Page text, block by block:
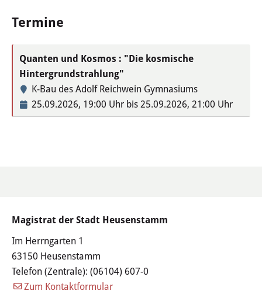
Termine
Quanten und Kosmos : "Die kosmische
Hintergrundstrahlung"
K-Bau des Adolf Reichwein Gymnasiums
25.09.2026, 19:00 Uhr bis 25.09.2026, 21:00 Uhr
Magistrat der Stadt Heusenstamm
Im Herrngarten 1
63150 Heusenstamm
Telefon (Zentrale): (06104) 607-0
Zum Kontaktformular
Detail
Öffentliche Bekanntmachungen
Offenlagen
Publikationen
Übernachten & Gastronomie
Sehenswürdigkeiten
Stadtführungen